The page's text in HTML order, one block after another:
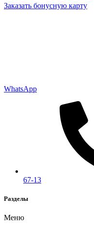
Заказать бонусную карту
WhatsApp
67-13
Разделы
Меню